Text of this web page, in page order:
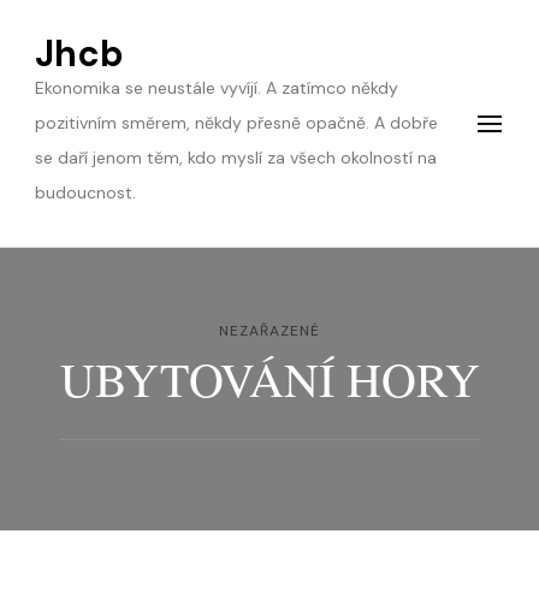
Jhcb
Ekonomika se neustále vyvíjí. A zatímco někdy
pozitivním směrem, někdy přesně opačně. A dobře
se daří jenom těm, kdo myslí za všech okolností na
budoucnost.
NEZAŘAZENÉ
UBYTOVÁNÍ HORY